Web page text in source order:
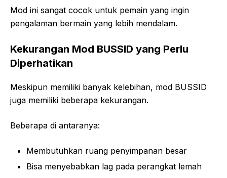
Mod ini sangat cocok untuk pemain yang ingin
pengalaman bermain yang lebih mendalam.
Kekurangan Mod BUSSID yang Perlu
Diperhatikan
Meskipun memiliki banyak kelebihan, mod BUSSID
juga memiliki beberapa kekurangan.
Beberapa di antaranya:
Membutuhkan ruang penyimpanan besar
Bisa menyebabkan lag pada perangkat lemah